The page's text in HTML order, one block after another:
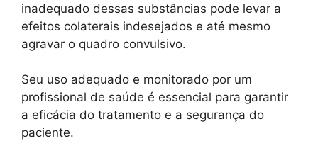
inadequado dessas substâncias pode levar a
efeitos colaterais indesejados e até mesmo
agravar o quadro convulsivo.
Seu uso adequado e monitorado por um
profissional de saúde é essencial para garantir
a eficácia do tratamento e a segurança do
paciente.